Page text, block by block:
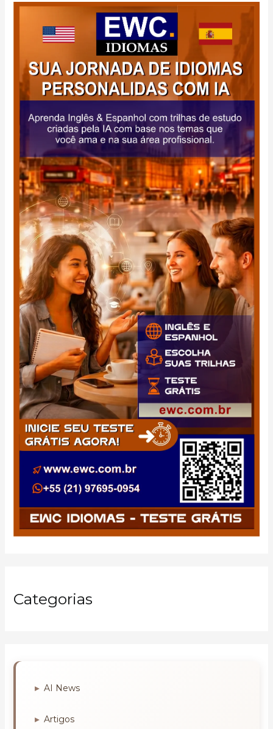
Categorias
AI News
Artigos